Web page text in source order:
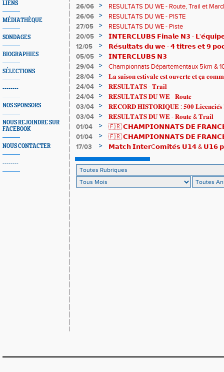
LIENS
MÉDIATHÈQUE
SONDAGES
BIOGRAPHIES
SÉLECTIONS
--------
NOS SPONSORS
NOUS REJOINDRE SUR
FACEBOOK
NOUS CONTACTER
--------
𝗖𝗵𝗮𝗺𝗽𝗶𝗼𝗻𝗻𝗮𝘁𝘀 𝗱𝘂 𝗠𝗼𝗻𝗱𝗲 𝗨𝟮𝟬
26/06 >
RESULTATS DU WE - Route, Trail et
26/06
>
RESULTATS DU WE - PISTE
27/05
>
RESULTATS DU WE - Piste
20/05
>
𝗜𝗡𝗧𝗘𝗥𝗖𝗟𝗨𝗕𝗦 𝗙𝗶𝗻𝗮𝗹𝗲 𝗡𝟯 -
𝟯𝟮𝟰𝟮𝟳𝗽𝘁𝘀
12/05 >
𝗥𝗲́𝘀𝘂𝗹𝘁𝗮𝘁𝘀 𝗱𝘂 𝘄𝗲 - 𝟰 𝘁𝗶𝘁𝗿𝗲𝘀 𝗲𝘁 𝟵
05/05
>
𝗜𝗡𝗧𝗘𝗥𝗖𝗟𝗨𝗕𝗦 𝗡𝟯
29/04
>
Championnats Départementaux 5km &
de bronze et un max de plaisir pour tous !
28/04 >
𝐋𝐚 𝐬𝐚𝐢𝐬𝐨𝐧 𝐞𝐬𝐭𝐢𝐯𝐚𝐥𝐞 𝐞𝐬𝐭 𝐨𝐮𝐯𝐞𝐫𝐭𝐞 𝐞𝐭 𝐜̧𝐚
24/04
>
𝐑𝐄𝐒𝐔𝐋𝐓𝐀𝐓𝐒 - 𝐓𝐫𝐚𝐢𝐥
24/04
>
𝐑𝐄𝐒𝐔𝐋𝐓𝐀𝐓𝐒 𝐃𝐔 𝐖𝐄 - 𝐑𝐨𝐮𝐭𝐞
03/04
>
𝐑𝐄𝐂𝐎𝐑𝐃 𝐇𝐈𝐒𝐓𝐎𝐑𝐈𝐐𝐔𝐄 : 𝟓𝟎𝟎 𝐋𝐢𝐜𝐞𝐧𝐜𝐢𝐞́𝐬
03/04
>
𝐑𝐄𝐒𝐔𝐋𝐓𝐀𝐓𝐒 𝐃𝐔 𝐖𝐄 - 𝐑𝐨𝐮𝐭𝐞 & 𝐓𝐫𝐚𝐢𝐥
01/04
>
🇫🇷 𝗖𝗛𝗔𝗠𝗣𝗜𝗢𝗡𝗡𝗔𝗧𝗦 𝗗𝗘 𝗙𝗥𝗔𝗡𝗖𝗘
résultats
01/04 >
🇫🇷 𝗖𝗛𝗔𝗠𝗣𝗜𝗢𝗡𝗡𝗔𝗧𝗦 𝗗𝗘 𝗙𝗥𝗔𝗡𝗖𝗘
𝒕𝒓𝒂𝒊𝒍𝒆𝒖𝒓𝒔 𝒓𝒂𝒎𝒆̀𝒏𝒆𝒏𝒕 4 𝒎𝒆́𝒅𝒂𝒊𝒍𝒍𝒆𝒔 !
17/03 >
𝗠𝗮𝘁𝗰𝗵 𝗜𝗻𝘁𝗲𝗿C𝗼𝗺𝗶𝘁𝗲́𝘀 𝗨𝟭𝟰 & 𝗨𝟭𝟲